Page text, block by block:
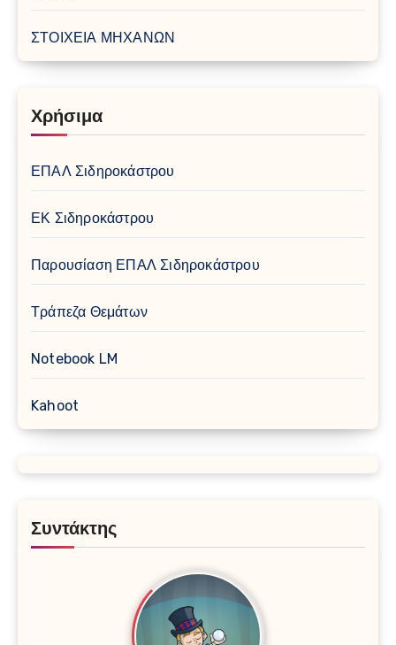
ΣΤΟΙΧΕΙΑ ΜΗΧΑΝΩΝ
Χρήσιμα
ΕΠΑΛ Σιδηροκάστρου
ΕΚ Σιδηροκάστρου
Παρουσίαση ΕΠΑΛ Σιδηροκάστρου
Τράπεζα Θεμάτων
Notebook LM
Kahoot
Συντάκτης